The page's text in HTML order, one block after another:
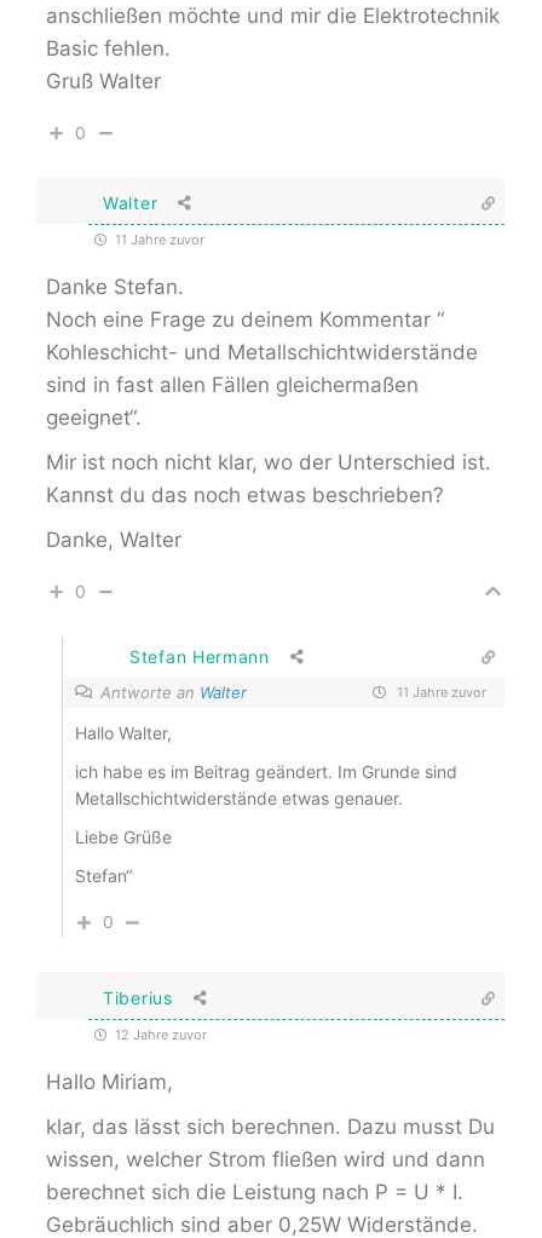
anschließen möchte und mir die Elektrotechnik
Basic fehlen.
Gruß Walter
0
Walter
11 Jahre zuvor
Danke Stefan.
Noch eine Frage zu deinem Kommentar “
Kohleschicht- und Metallschichtwiderstände
sind in fast allen Fällen gleichermaßen
geeignet“.
Mir ist noch nicht klar, wo der Unterschied ist.
Kannst du das noch etwas beschrieben?
Danke, Walter
0
Stefan Hermann
Antworte an Walter 11 Jahre zuvor
Hallo Walter,
ich habe es im Beitrag geändert. Im Grunde sind
Metallschichtwiderstände etwas genauer.
Liebe Grüße
Stefan“
0
Tiberius
12 Jahre zuvor
Hallo Miriam,
klar, das lässt sich berechnen. Dazu musst Du
wissen, welcher Strom fließen wird und dann
berechnet sich die Leistung nach P = U * I.
Gebräuchlich sind aber 0,25W Widerstände.